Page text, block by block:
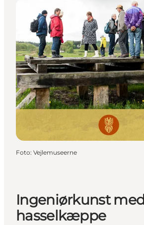
Foto: Vejlemuseerne
Ingeniørkunst med
hasselkæppe